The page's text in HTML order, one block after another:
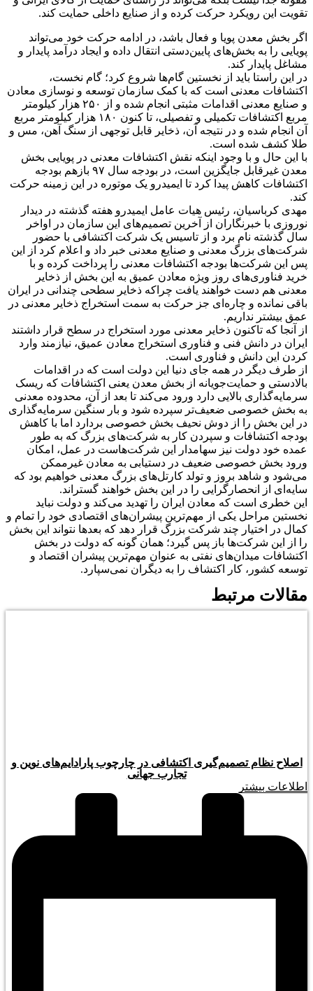
تقویت این رویکرد حرکت کرده و از صنایع داخلی حمایت کند.
اگر بخش معدن پویا و فعال باشد، در ادامه حرکت خود می‌تواند
پویایی را به بخش‌های پایین‌دستی انتقال داده و ایجاد درآمد پایدار و
مشاغل پایدار کند.
در این راستا باید از نخستین گام‌ها شروع کرد؛ گام نخست،
اکتشافات معدنی است که با کمک سازمان توسعه و نوسازی معادن
و صنایع معدنی اقدامات مثبتی انجام شده و از ۲۵۰ هزار کیلومتر
مربع اکتشافات تکمیلی و تفصیلی، تا کنون ۱۸۰ هزار کیلومتر مربع
آن انجام شده و در نتیجه آن، ذخایر قابل توجهی از سنگ آهن، مس و
طلا کشف شده است.
با این حال و با وجود اینکه نقش اکتشافات معدنی در پویایی بخش
معدن غیرقابل جایگزین است، در بودجه سال ۹۷ بازهم بودجه
اکتشافات کاهش پیدا کرد تا ایمیدرو یک موتوره در این زمینه حرکت
کند.
مهدی کرباسیان، رئیس هیات عامل ایمیدرو هفته گذشته در دیدار
نوروزی با خبرنگاران از آخرین تصمیم‌های این سازمان در اواخر
سال گذشته نام برد و از تاسیس یک شرکت اکتشافی با حضور
شرکت‌های بزرگ معدنی و صنایع معدنی خبر داد و اعلام کرد از این
پس این شرکت‌ها بودجه اکتشافات معدنی را پرداخت کرده و با
خرید فناوری‌های روز ویژه معادن عمیق به این بخش از ذخایر
معدنی هم دست خواهند یافت چراکه ذخایر سطحی چندانی در ایران
باقی نمانده و چاره‌ای جز حرکت به سمت استخراج ذخایر معدنی در
عمق بیشتر نداریم.
از آنجا که تاکنون ذخایر معدنی مورد استخراج در سطح قرار داشتند
ایران در دانش فنی و فناوری استخراج معادن عمیق، نیازمند وارد
کردن این دانش و فناوری است.
از طرف دیگر در همه جای دنیا این دولت است که در اقدامات
بالادستی و حمایت‌جویانه از بخش معدن یعنی اکتشافات که ریسک
سرمایه‌گذاری بالایی دارد ورود می‌کند تا بعد از آن، محدوده معدنی
به بخش خصوصی ضعیف‌تر سپرده شود و بار سنگین سرمایه‌گذاری
در این بخش را از دوش نحیف بخش خصوصی بردارد اما با کاهش
بودجه اکتشافات و سپردن کار به شرکت‌های بزرگ که به طور
عمده خود دولت نیز سهامدار این شرکت‌هاست در عمل، امکان
ورود بخش خصوصی ضعیف در دستیابی به معادن غیرممکن
می‌شود و شاهد بروز و تولد کارتل‌های بزرگ معدنی خواهیم بود که
سایه‌ای از انحصارگرایی را در این بخش خواهند گستراند.
این خطری است که معادن ایران را تهدید می‌کند و دولت نباید
نخستین مراحل یکی از مهم‌ترین پیشران‌های اقتصادی خود را تمام و
کمال در اختیار چند شرکت بزرگ قرار دهد که بعدها نتواند این بخش
را از این شرکت‌ها باز پس گیرد؛ همان گونه که دولت در بخش
اکتشافات میدان‌های نفتی به عنوان مهم‌ترین پیشران اقتصاد و
توسعه کشور، کار اکتشاف را به دیگران نمی‌سپارد.
مقالات مرتبط
اصلاح نظام تصمیم‌گیری اکتشافی در چارچوب پارادایم‌های نوین و
تجارب جهانی
اطلاعات بیشتر